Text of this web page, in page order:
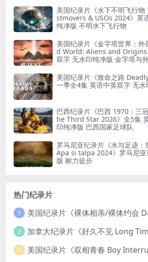
美国纪录片《水下不明飞行
stmovers & USOs 2024》英
纯净版 不明水下飞行物
美国纪录片《金字塔世界：
d World: Aliens and Origins
双字 无水印纯净版 金字塔与
美国纪录片《致命之路
一季全4集 英语中英双字 无水
巴西纪录片《巴西 1970：三
he Third Star 2026》全5集
印纯净版 巴西国家足球队
罗马尼亚纪录片《水与足迹：
Apa si talpa 2024》罗马尼
版 耐力徒步
热门纪录片
1
2
3